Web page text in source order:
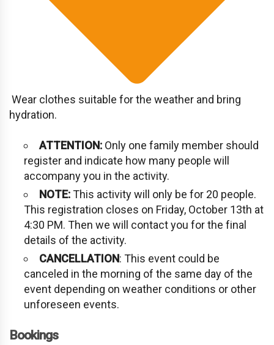
Wear clothes suitable for the weather and bring
hydration.
ATTENTION: Only one family member should
register and indicate how many people will
accompany you in the activity.
NOTE:This activity will only be for 20 people.
This registration closes on Friday, October 13th at
4:30 PM. Then we will contact you for the final
details of the activity.
CANCELLATION: This event could be
canceled in the morning of the same day of the
event depending on weather conditions or other
unforeseen events.
Bookings